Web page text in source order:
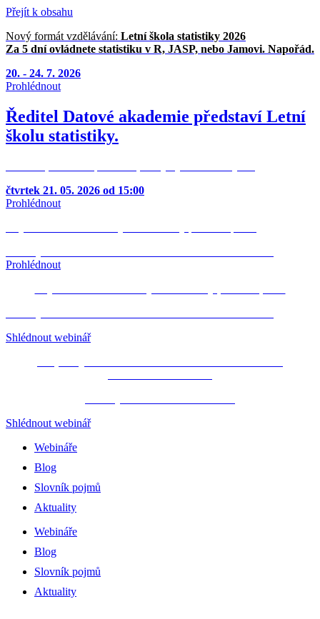
Přejít k obsahu
Nový formát vzdělávání: Letní škola statistiky 2026
Za 5 dní ovládnete statistiku v R, JASP, nebo Jamovi. Napořád.
20. - 24. 7. 2026
Prohlédnout
Ředitel Datové akademie představí Letní
školu statistiky.
čtvrtek 21. 05. 2026 od 15:00
Prohlédnout
Prohlédnout
Shlédnout webinář
Shlédnout webinář
Webináře
Blog
Slovník pojmů
Aktuality
Webináře
Blog
Slovník pojmů
Aktuality